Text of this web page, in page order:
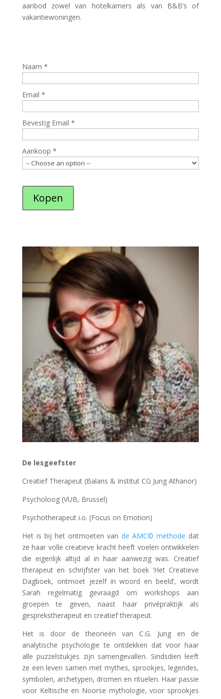
aanbod zowel van hotelkamers als van B&B’s of
vakantiewoningen.
Naam *
Email *
Bevestig Email *
Aankoop *
Kopen
De lesgeefster
Creatief Therapeut (Balans & Institut CG Jung Athanor)
Psycholoog (VUB, Brussel)
Psychotherapeut i.o. (Focus on Emotion)
Het is bij het ontmoeten vande AMC© methode dat
ze haar volle creatieve kracht heeft voelen ontwikkelen
die eigenlijk altijd al in haar aanwezig was. Creatief
therapeut en schrijfster van het boek ‘Het Creatieve
Dagboek, ontmoet jezelf in woord en beeld’, wordt
Sarah regelmatig gevraagd om workshops aan
groepen te geven, naast haar privépraktijk als
gesprekstherapeut en creatief therapeut.
Het is door de theorieën van C.G. Jung en de
analytische psychologie te ontdekken dat voor haar
alle puzzelstukjes zijn samengevallen. Sindsdien leeft
ze een leven samen met mythes, sprookjes, legendes,
symbolen, archetypen, dromen en rituelen. Haar passie
voor Keltische en Noorse mythologie, voor sprookjes